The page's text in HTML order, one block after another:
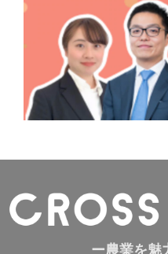
ー農業を魅